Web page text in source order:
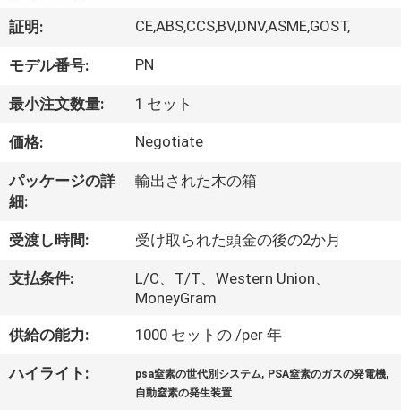
わ
た
し
ち
に
つ
い
工
証明: CE,ABS,CCS,BV,DNV,ASME,GOST,
モデル番号: PN
最小注文数量: 1 セット
価格: Negotiate
パッケージの詳
細:
輸出された木の箱
受渡し時間: 受け取られた頭金の後の2か月
支払条件:
L/C、T/T、Western Union、
MoneyGram
供給の能力: 1000 セットの /per 年
ハイライト: psa窒素の世代別システム, PSA窒素のガスの発電機,
自動窒素の発生装置